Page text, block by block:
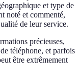
et type de
noté et commenté,
de leur service.
précieuses,
téléphone, et parfois
être extrêmement